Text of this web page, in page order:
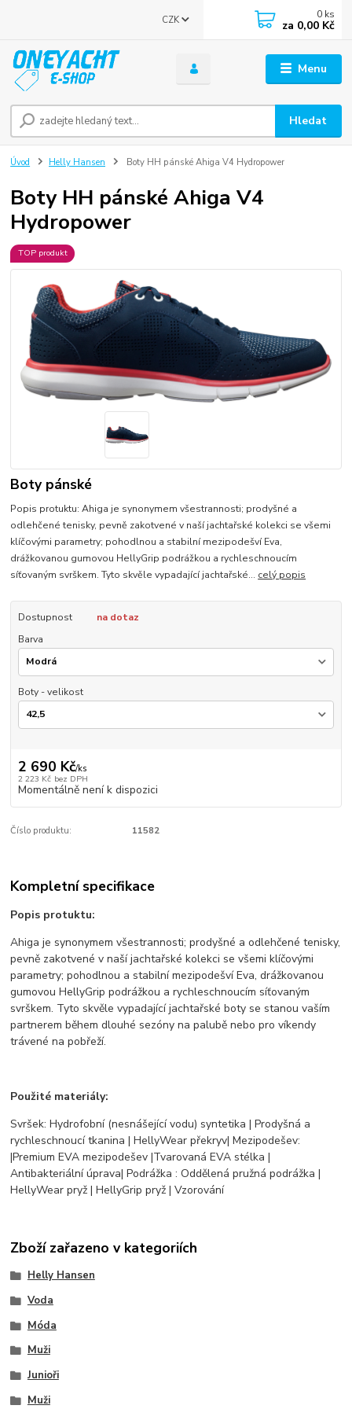
Menu
CZK
Hledat
0 ks
za 0,00 Kč
Úvod Helly Hansen Boty HH pánské Ahiga V4 Hydropower
Boty HH pánské Ahiga V4
Hydropower
TOP produkt
Boty pánské
Popis protuktu: Ahiga je synonymem všestrannosti; prodyšné a
odlehčené tenisky, pevně zakotvené v naší jachtařské kolekci se všemi
klíčovými parametry; pohodlnou a stabilní mezipodešví Eva,
drážkovanou gumovou HellyGrip podrážkou a rychleschnoucím
síťovaným svrškem. Tyto skvěle vypadající jachtařské... celý popis
Dostupnost
na dotaz
Barva
Boty - velikost
2 690 Kč/ks
2 223 Kč bez DPH
Momentálně není k dispozici
Číslo produktu: 11582
Kompletní specifikace
Popis protuktu:
Ahiga je synonymem všestrannosti; prodyšné a odlehčené tenisky,
pevně zakotvené v naší jachtařské kolekci se všemi klíčovými
parametry; pohodlnou a stabilní mezipodešví Eva, drážkovanou
gumovou HellyGrip podrážkou a rychleschnoucím síťovaným
svrškem. Tyto skvěle vypadající jachtařské boty se stanou vaším
partnerem během dlouhé sezóny na palubě nebo pro víkendy
trávené na pobřeží.
Použité materiály:
Svršek: Hydrofobní (nesnášející vodu) syntetika | Prodyšná a
rychleschnoucí tkanina | HellyWear překryv| Mezipodešev:
|Premium EVA mezipodešev |Tvarovaná EVA stélka |
Antibakteriální úprava| Podrážka : Oddělená pružná podrážka |
HellyWear pryž | HellyGrip pryž | Vzorování
Zboží zařazeno v kategoriích
Helly Hansen
Voda
Móda
Muži
Junioři
Muži